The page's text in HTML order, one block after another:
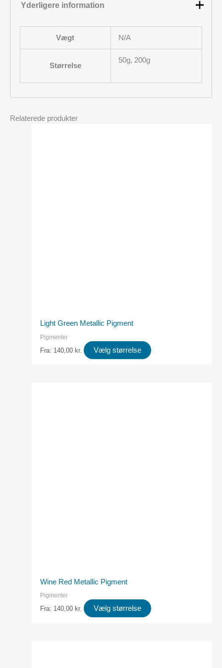
Yderligere information
Vægt N/A
Størrelse
50g, 200g
Relaterede produkter
Light Green Metallic Pigment
Pigmenter
Fra: 140,00 kr. Vælg størrelse
Dette
Wine Red Metallic Pigment
Pigmenter
Fra: 140,00 kr. Vælg størrelse
Dette